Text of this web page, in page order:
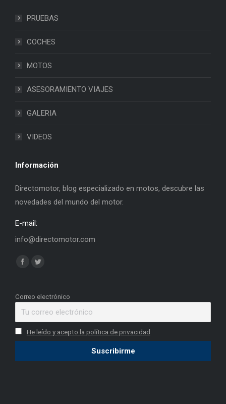
PRUEBAS
COCHES
MOTOS
ASESORAMIENTO VIAJES
GALERIA
VIDEOS
Información
Directomotor, blog especializado en motos, descubre las
novedades del mundo del motor.
E-mail:
info@directomotor.com
Find us on:
Facebook
opens
window
Twitter
opens
window
Correo electrónico
He leído y acepto la política de privacidad